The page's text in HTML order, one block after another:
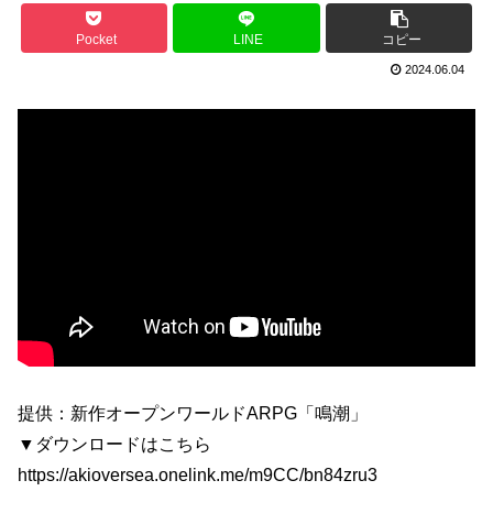
Pocket LINE コピー
2024.06.04
提供：新作オープンワールドARPG「鳴潮」
▼ダウンロードはこちら
https://akioversea.onelink.me/m9CC/bn84zru3